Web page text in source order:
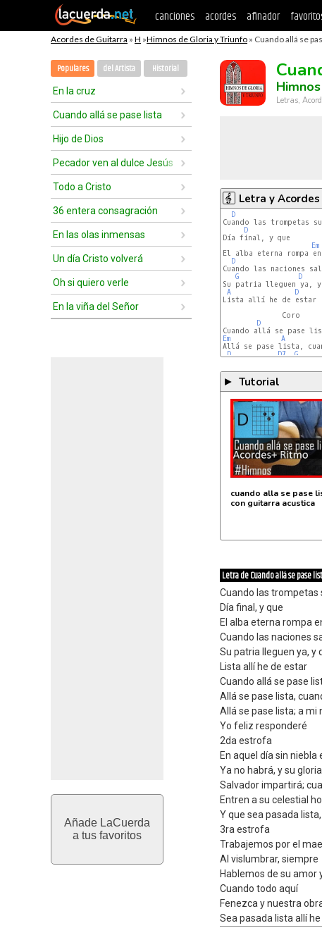
canciones acordes afinador
Acordes de Guitarra » H »Himnos de Gloria y Triunfo » Cuando allá se
Populares del Artista Historial
En la cruz
Cuando allá se pase lista
Hijo de Dios
Pecador ven al dulce Jesús
Todo a Cristo
36 entera consagración
En las olas inmensas
Un día Cristo volverá
Oh si quiero verle
En la viña del Señor
Añade LaCuerda
a tus favoritos
Letras,
Letra y Acordes
D
Cuando las trompetas
D
Día final, y que
Em
El alba eterna rompa
D
Cuando las naciones
G
D
Su patria lleguen ya, y
A
D
Lista allí he de estar
              Coro
D
Em
A
Allá se pase lista,
D
D7 G
► Tutorial
cuando alla se pase
con guitarra acustica
Letra de Cuando allá se pase
Cuando las trompetas
Día final, y que
El alba eterna rompa
Cuando las naciones
Su patria lleguen ya, y
Lista allí he de estar
Cuando allá se pase
Allá se pase lista,
Allá se pase lista; a mi
Yo feliz responderé
2da estrofa
En aquel día sin niebla
Ya no habrá, y su gloria
Salvador impartirá;
Entren a su celestial
Y que sea pasada
3ra estrofa
Trabajemos por el
Al vislumbrar, siempre
Hablemos de su amor
Cuando todo aquí
Fenezca y nuestra
Sea pasada lista allí